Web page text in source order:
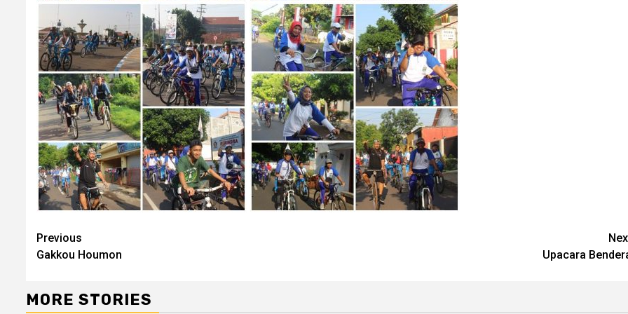
Continue
Reading
Previous
Gakkou Houmon
Upacara
MORE STORIES